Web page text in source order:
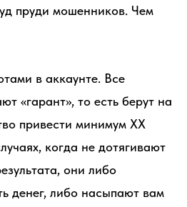
пруди мошенников. Чем
в аккаунте. Все
«гарант», то есть берут на
привести минимум ХХ
когда не дотягивают
они либо
денег, либо насыпают вам